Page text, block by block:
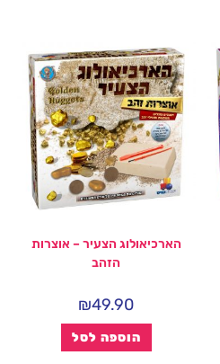
הארכיאולוג הצעיר – אוצרות
הזהב
₪49.90
הוספה לסל